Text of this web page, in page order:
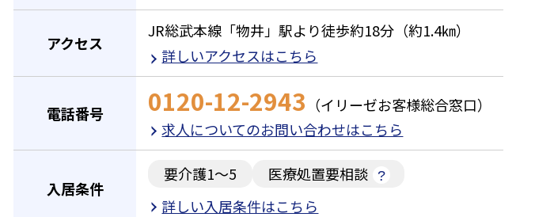
アクセス
JR総武本線「物井」駅より徒歩約18分（約1.4㎞）
詳しいアクセスはこちら
電話番号 0120-12-2943 （イリーゼお客様総合窓口）
求人についてのお問い合わせはこちら
入居条件
要介護1～5
医療処置要相談
詳しい入居条件はこちら